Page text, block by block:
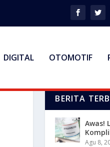
DIGITAL OTOMOTIF
BERITA
Awas!
Agu 8,